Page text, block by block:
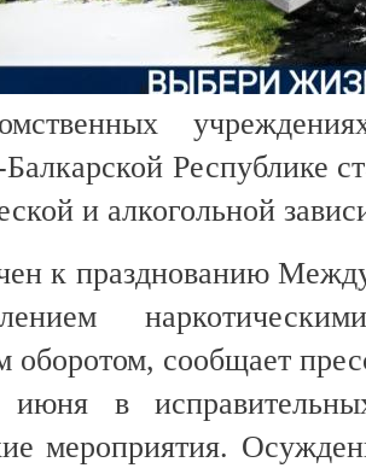
Республике
и алкогольной
к празднованию
оборотом, сообщает
в
мероприятия.